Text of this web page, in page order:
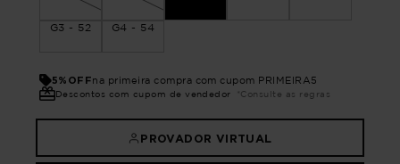
G3 - 52 G4 - 54
5%OFFna primeira compra com cupom PRIMEIRA5
Descontos com cupom de vendedor *Consulte as regras
PROVADOR VIRTUAL